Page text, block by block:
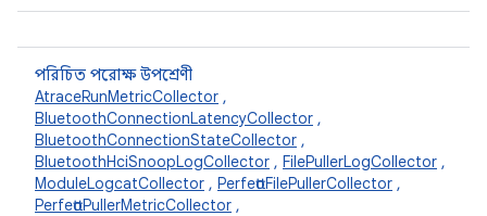
পরিচিত পরোক্ষ উপশ্রেণী
AtraceRunMetricCollector ,
BluetoothConnectionLatencyCollector ,
BluetoothConnectionStateCollector ,
BluetoothHciSnoopLogCollector , FilePullerLogCollector ,
ModuleLogcatCollector , PerfettoFilePullerCollector ,
PerfettoPullerMetricCollector ,